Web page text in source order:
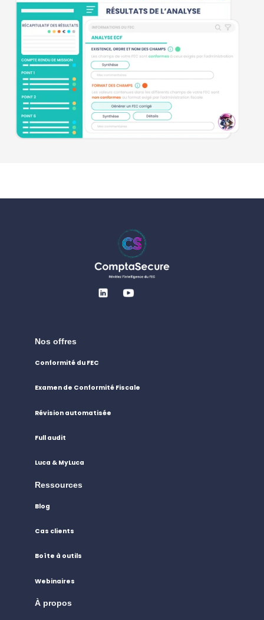
Nos offres
Conformité du FEC
Examen de Conformité Fiscale
Révision automatisée
Full audit
Luca & MyLuca
Ressources
Blog
Cas clients
Boîte à outils
Webinaires
À propos